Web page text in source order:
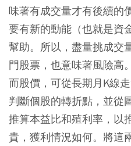
味著有成交量才有後續的
要有新的動能（也就是資
幫助。所以，盡量挑成交
門股票，也意味著風險高。
而股價，可從長期月K線
判斷個股的轉折點，並從
推算本益比和殖利率，以
貴，獲利情況如何。將這